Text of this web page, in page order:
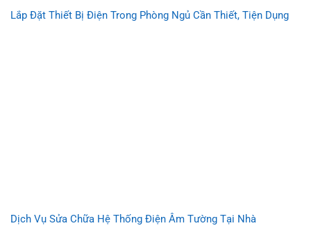
Lắp Đặt Thiết Bị Điện Trong Phòng Ngủ Cần Thiết, Tiện Dụng
Dịch Vụ Sửa Chữa Hệ Thống Điện Âm Tường Tại Nhà